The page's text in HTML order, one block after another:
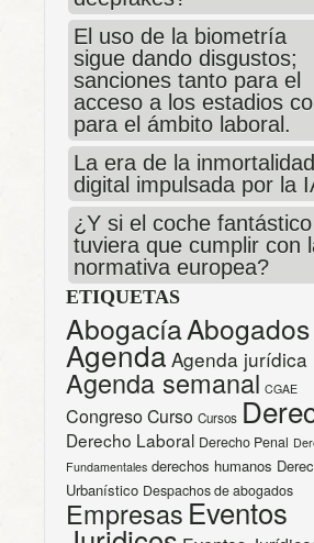
El uso de la biometría
sigue dando disgustos;
sanciones tanto para el
acceso a los estadios
para el ámbito laboral.
La era de la inmortalidad
digital impulsada por la
¿Y si el coche fantástico
tuviera que cumplir con
normativa europea?
ETIQUETAS
AbogacíaAbogados
Agenda Agenda jurídica
Agenda semanal CGAE
CongresoCurso Cursos
Derecho Laboral Derecho Penal
Fundamentales derechos humanos
Urbanístico Despachos de abogados
Empresas Eventos